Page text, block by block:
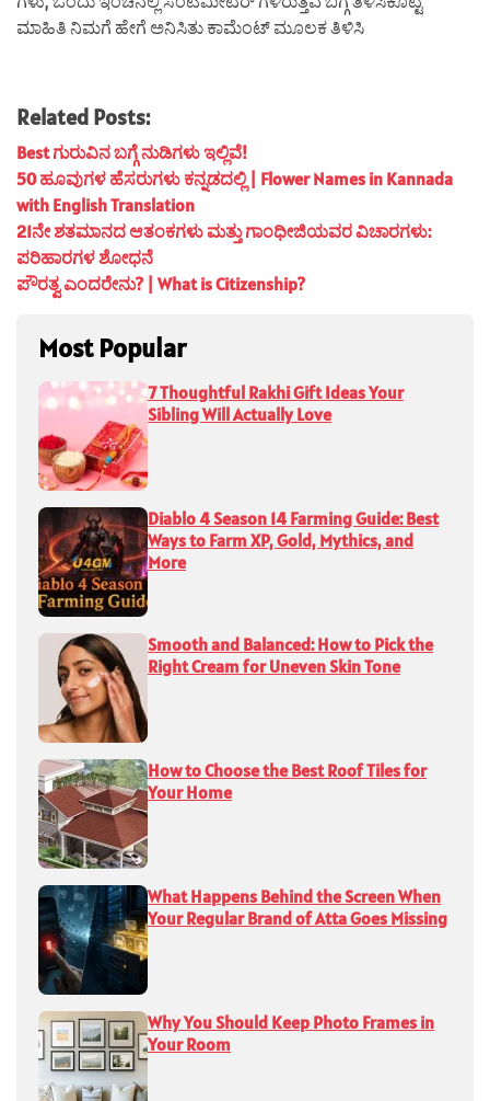
ಮಾಹಿತಿ ನಿಮಗೆ ಹೇಗೆ ಅನಿಸಿತು ಕಾಮೆಂಟ್ ಮೂಲಕ ತಿಳಿಸಿ
Related Posts:
Best ಗುರುವಿನ ಬಗ್ಗೆ ನುಡಿಗಳು ಇಲ್ಲಿವೆ!
50 ಹೂವುಗಳ ಹೆಸರುಗಳು ಕನ್ನಡದಲ್ಲಿ | Flower Names in Kannada
with English Translation
21ನೇ ಶತಮಾನದ ಆತಂಕಗಳು ಮತ್ತು ಗಾಂಧೀಜಿಯವರ ವಿಚಾರಗಳು:
ಪರಿಹಾರಗಳ ಶೋಧನೆ
ಪೌರತ್ವ ಎಂದರೇನು? | What is Citizenship?
Most Popular
7 Thoughtful Rakhi Gift Ideas Your
Sibling Will Actually Love
Diablo 4 Season 14 Farming Guide: Best
Ways to Farm XP, Gold, Mythics, and
More
Smooth and Balanced: How to Pick the
Right Cream for Uneven Skin Tone
How to Choose the Best Roof Tiles for
Your Home
What Happens Behind the Screen When
Your Regular Brand of Atta Goes Missing
Why You Should Keep Photo Frames in
Your Room